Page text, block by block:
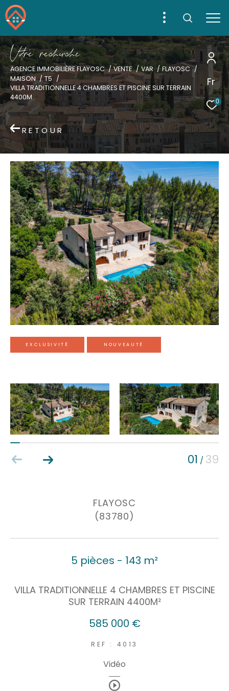
Fr
0
Vore recece
AGENCE IMMOBILIÈRE FLAYOSC VENTE VAR
FLAYOSC
MAISON
T5
VILLA TRADITIONNELLE 4 CHAMBRES ET PISCINE SUR TERRAIN
4400M
RETOUR
EXCLUSIVITÉ NOUVEAUTÉ
01 / 39
FLAYOSC
(83780)
5 pièces - 143 m²
VILLA TRADITIONNELLE 4 CHAMBRES ET PISCINE
SUR TERRAIN 4400M²
585 000 €
REF : 4013
Vidéo
Effectuer une recherche
et trouver le bien qui correspond à vos critères
Type d'offre
Acheter
Type de bien
Type de bien
Ville
Budget
Surface
Surface
Pièces
Pièces
Référence
AFFINER LES CRITÈRES
Terrasse Parking Piscine